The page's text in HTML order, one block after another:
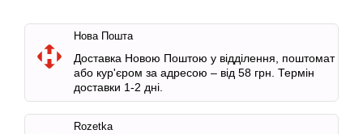
Нова Пошта
Доставка Новою Поштою у відділення, поштомат
або кур'єром за адресою – від 58 грн. Термін
доставки 1-2 дні.
Rozetka